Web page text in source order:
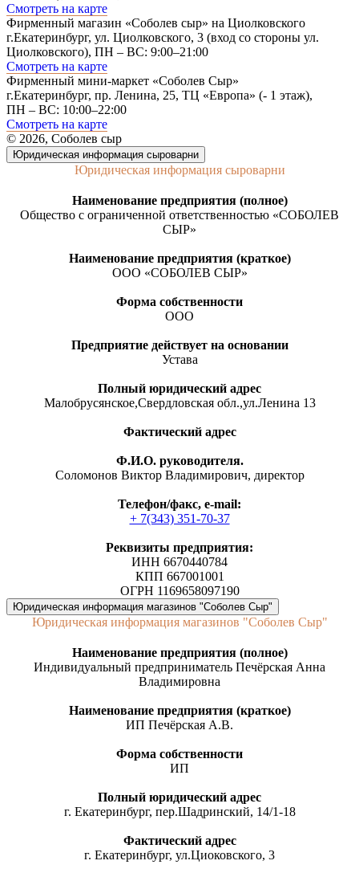
Смотреть на карте
Фирменный магазин «Соболев сыр» на Циолковского
г.Екатеринбург, ул. Циолковского, 3 (вход со стороны ул.
Циолковского), ПН – ВС: 9:00–21:00
Смотреть на карте
Фирменный мини-маркет «Соболев Сыр»
г.Екатеринбург, пр. Ленина, 25, ТЦ «Европа» (- 1 этаж),
ПН – ВС: 10:00–22:00
Смотреть на карте
© 2026, Соболев сыр
Юридическая информация сыроварни
Юридическая информация сыроварни
Наименование предприятия (полное)
Общество с ограниченной ответственностью «СОБОЛЕВ
СЫР»
Наименование предприятия (краткое)
ООО «СОБОЛЕВ СЫР»
Форма собственности
ООО
Предприятие действует на основании
Устава
Полный юридический адрес
Малобрусянское,Свердловская обл.,ул.Ленина 13
Фактический адрес
Ф.И.О. руководителя.
Соломонов Виктор Владимирович, директор
Телефон/факс, е-mail:
+ 7(343) 351-70-37
Реквизиты предприятия:
ИНН 6670440784
КПП 667001001
ОГРН 1169658097190
Юридическая информация магазинов "Соболев Сыр"
Юридическая информация магазинов "Соболев Сыр"
Наименование предприятия (полное)
Индивидуальный предприниматель Печёрская Анна
Владимировна
Наименование предприятия (краткое)
ИП Печёрская А.В.
Форма собственности
ИП
Полный юридический адрес
г. Екатеринбург, пер.Шадринский, 14/1-18
Фактический адрес
г. Екатеринбург, ул.Циоковского, 3